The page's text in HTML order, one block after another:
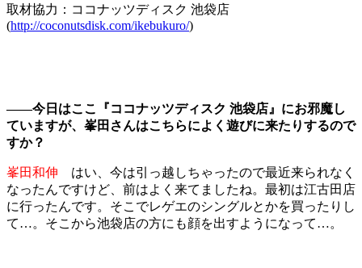
取材協力：ココナッツディスク 池袋店
(http://coconutsdisk.com/ikebukuro/)
――今日はここ『ココナッツディスク 池袋店』にお邪魔し
ていますが、峯田さんはこちらによく遊びに来たりするので
すか？
峯田和伸 はい、今は引っ越しちゃったので最近来られなく
なったんですけど、前はよく来てましたね。最初は江古田店
に行ったんです。そこでレゲエのシングルとかを買ったりし
て…。そこから池袋店の方にも顔を出すようになって…。